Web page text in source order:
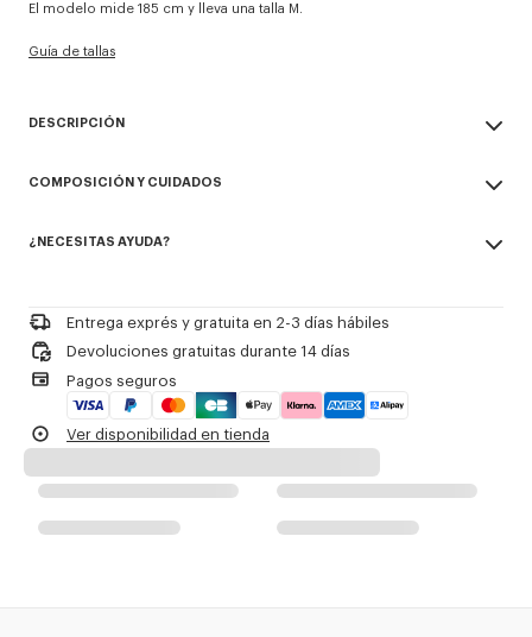
El modelo mide 185 cm y lleva una talla M.
Guía de tallas
DESCRIPCIÓN
Mezcla de algodón y lino para un peso veraniego.
Referencia Del Producto:
COMPOSICIÓN Y CUIDADOS
75% linen, 25% cotton
Planchar a baja temperatura
No secar en secadora
Lavado para ropa delicada muy suave a 30 °C
Limpieza profesional en húmedo muy suave
¿NECESITAS AYUDA?
Entrega exprés y gratuita en 2-3 días hábiles
Devoluciones gratuitas durante 14 días
Pagos seguros
Ver disponibilidad en tienda